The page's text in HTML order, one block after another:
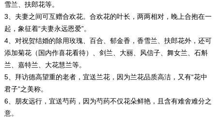
雪兰、扶郎花等。
3、夫妻之间可互赠合欢花。合欢花的叶长，两两相对，晚上合抱在一
起，象征着“夫妻永远恩爱”。
4、对祝贺结婚的除用玫瑰、百合、郁金香，香雪兰、扶郎花外，还可
添加菊花（国内作喜花看待）、剑兰、大丽、风信子、舞女兰、石斛
兰、嘉特兰、大花慧兰等。
5、拜访德高望重的老者，宜送兰花，因为兰花品质高洁，又有“花中
君子”之美称。
6、朋友远行，宜送芍药，因为芍药不仅花朵鲜艳，且含有难舍难分之
意。